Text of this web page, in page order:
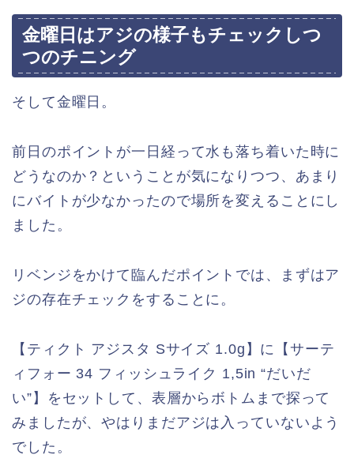
金曜日はアジの様子もチェックしつ
つのチニング
そして金曜日。
前日のポイントが一日経って水も落ち着いた時に
どうなのか？ということが気になりつつ、あまり
にバイトが少なかったので場所を変えることにし
ました。
リベンジをかけて臨んだポイントでは、まずはア
ジの存在チェックをすることに。
【ティクト アジスタ Sサイズ 1.0g】に【サーテ
ィフォー 34 フィッシュライク 1,5in “だいだ
い”】をセットして、表層からボトムまで探って
みましたが、やはりまだアジは入っていないよう
でした。